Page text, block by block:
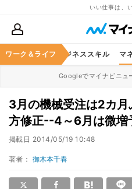
いい仕事は、
ワーク＆ライフ
キャリア ビジネススキル マ
Googleでマイナビニュ
3月の機械受注は2カ
方修正--4～6月は微増
掲載日 2014/05/19 10:48
著者： 御木本千春